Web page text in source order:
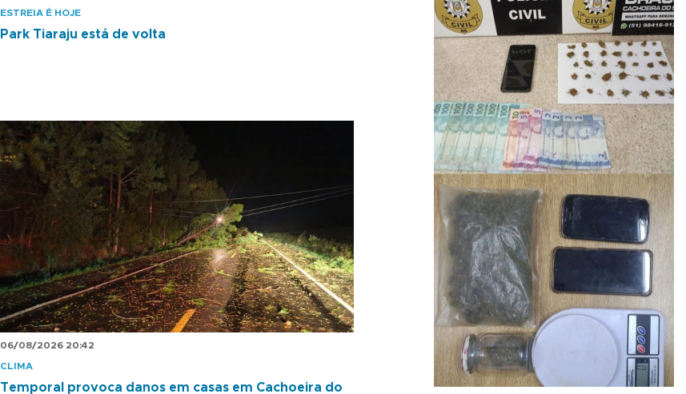
ESTREIA É HOJE
Park Tiaraju está de volta
06/08/2026 20:42
CLIMA
Temporal provoca danos em casas em Cachoeira do